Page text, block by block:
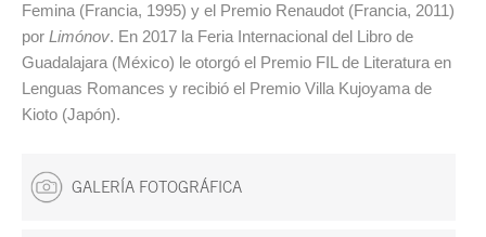
Femina (Francia, 1995) y el Premio Renaudot (Francia, 2011)
por Limónov. En 2017 la Feria Internacional del Libro de
Guadalajara (México) le otorgó el Premio FIL de Literatura en
Lenguas Romances y recibió el Premio Villa Kujoyama de
Kioto (Japón).
GALERÍA FOTOGRÁFICA